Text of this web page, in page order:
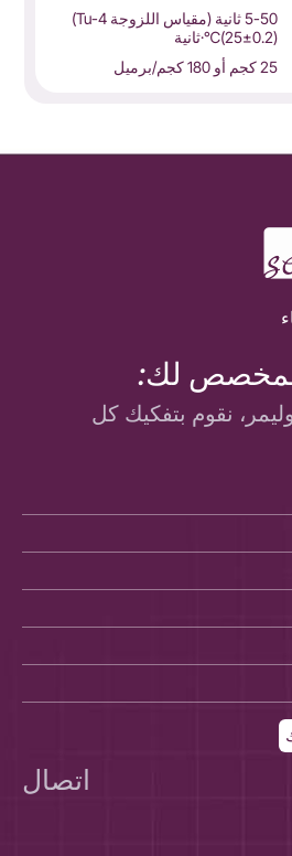
5-50 ثانية (مقياس اللزوجة Tu-4)
(25±0.2)℃·ثانية
25 كجم أو 180 كجم/برميل
المخصص لك:
نقوم بتفكيك كل
اتصال